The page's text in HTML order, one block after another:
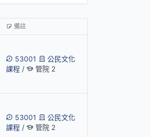
備註
53001
公民文化
課程 / 管院 2
53001
公民文化
課程 / 管院 2